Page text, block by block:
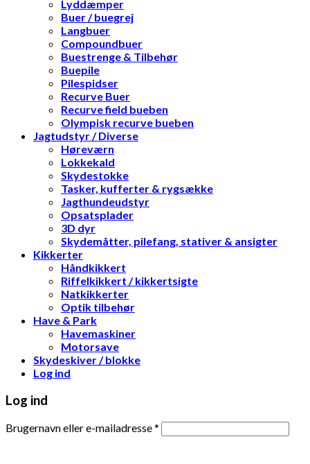
Lyddæmper
Buer / buegrej
Langbuer
Compoundbuer
Buestrenge & Tilbehør
Buepile
Pilespidser
Recurve Buer
Recurve field bueben
Olympisk recurve bueben
Jagtudstyr / Diverse
Høreværn
Lokkekald
Skydestokke
Tasker, kufferter & rygsække
Jagthundeudstyr
Opsatsplader
3D dyr
Skydemåtter, pilefang, stativer & ansigter
Kikkerter
Håndkikkert
Riffelkikkert / kikkertsigte
Natkikkerter
Optik tilbehør
Have & Park
Havemaskiner
Motorsave
Skydeskiver / blokke
Log ind
Log ind
Brugernavn eller e-mailadresse*